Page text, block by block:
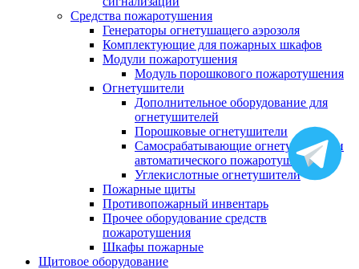
Средства пожаротушения
Генераторы огнетушащего аэрозоля
Комплектующие для пожарных шкафов
Модули пожаротушения
Модуль порошкового пожаротушения
Огнетушители
Дополнительное оборудование для
огнетушителей
Порошковые огнетушители
Самосрабатывающие огнетушители и
автоматического пожаротушения
Углекислотные огнетушители
Пожарные щиты
Противопожарный инвентарь
Прочее оборудование средств
пожаротушения
Шкафы пожарные
Щитовое оборудование